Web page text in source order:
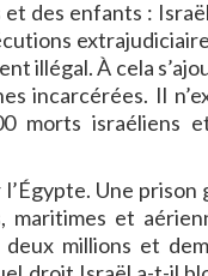
des enfants :
illégal. À cela
incarcérées. Il
morts israéliens
l’Égypte. Une
et
deux millions et